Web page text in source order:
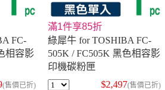
FC-
相容影
(售價已折)
滿1件享85折
綠犀牛 for TOSHIBA FC-
505K / FC505K 黑色相容影
印機碳粉匣
$2,497(售價已折)